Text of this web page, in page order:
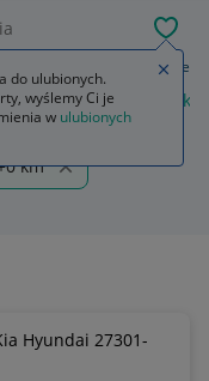
Cewki zapłonowe
zapłonowej cewki
km
Hyundai 27301-
do ulubionych.
wyślemy Ci je
w ulubionych